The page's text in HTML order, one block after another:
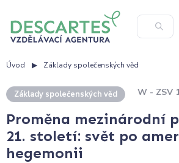
Úvod Základy společenských věd
Základy společenských věd W - ZSV
Proměna mezinárodní
21. století: svět po
hegemonii